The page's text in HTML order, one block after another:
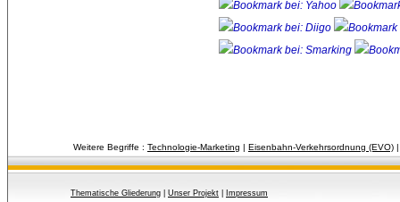
Weitere Begriffe : Technologie-Marketing | Eisenbahn-Verkehrsordnung (EVO)
Thematische Gliederung Unser Projekt
Impressum